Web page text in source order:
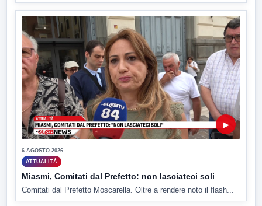
▶
6 AGOSTO 2026
ATTUALITÀ
Miasmi, Comitati dal Prefetto: non lasciateci soli
Comitati dal Prefetto Moscarella. Oltre a rendere noto il flash...